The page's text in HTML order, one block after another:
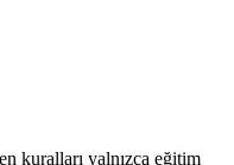
kuralları yalnızca eğitim